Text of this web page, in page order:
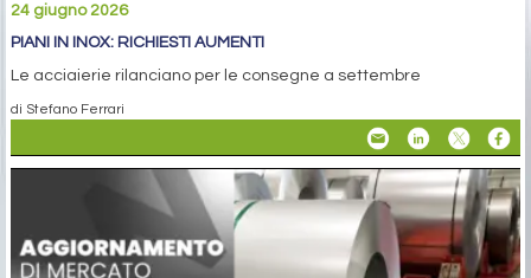
24 giugno 2026
PIANI IN INOX: RICHIESTI AUMENTI
Le acciaierie rilanciano per le consegne a settembre
di Stefano Ferrari